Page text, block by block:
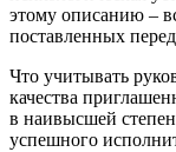
этому описанию –
поставленных
Что учитывать
качества
в наивысшей
успешного